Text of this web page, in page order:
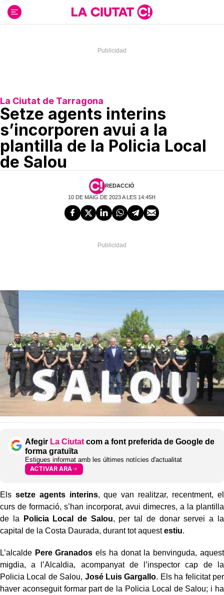
contenido
La Ciutat de Tarragona
Setze agents interins
s’incorporen avui a la
plantilla de la Policia Local
de Salou
REDACCIÓ
10 DE MAIG DE 2023 A LES 14:45H
Afegir La Ciutat com a font preferida de Google de
forma gratuïta
Estigues informat amb les últimes notícies d'actualitat
ACTIVAR ARA
Els setze agents interins, que van realitzar, recentment, el
curs de formació, s’han incorporat, avui dimecres, a la plantilla
de la
Policia Local de Salou, per tal de donar servei a la
capital de la Costa Daurada, durant tot aquestestiu.
L’alcalde Pere Granados els ha donat la benvinguda, aquest
migdia, a l’Alcaldia, acompanyat de l’inspector cap de la
Policia Local de Salou, José Luis Gargallo. Els ha felicitat per
haver aconseguit formar part de la Policia Local de Salou; i ha